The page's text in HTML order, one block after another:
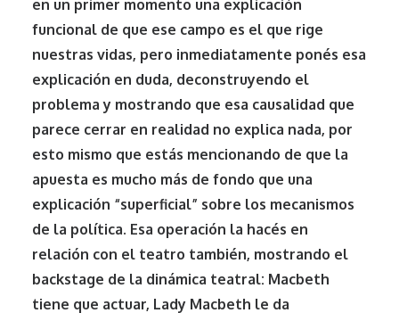
en un primer momento una explicación
funcional de que ese campo es el que rige
nuestras vidas, pero inmediatamente ponés esa
explicación en duda, deconstruyendo el
problema y mostrando que esa causalidad que
parece cerrar en realidad no explica nada, por
esto mismo que estás mencionando de que la
apuesta es mucho más de fondo que una
explicación “superficial” sobre los mecanismos
de la política. Esa operación la hacés en
relación con el teatro también, mostrando el
backstage de la dinámica teatral: Macbeth
tiene que actuar, Lady Macbeth le da